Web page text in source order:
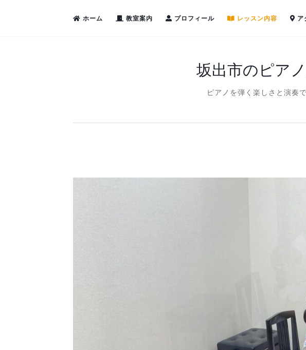
ホーム 教室案内 プロフィール レッスン内容 ア
坂出市のピア
ピアノを弾く楽しさと演奏